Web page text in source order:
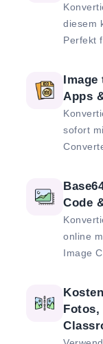
diesem
Perfekt
Image
Apps
sofort
Code
online
Image
Fotos,